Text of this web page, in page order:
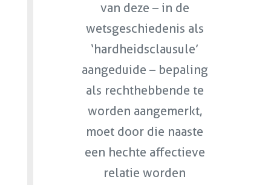
van deze – in de
wetsgeschiedenis als
‘hardheidsclausule’
aangeduide – bepaling
als rechthebbende te
worden aangemerkt,
moet door die naaste
een hechte affectieve
relatie worden